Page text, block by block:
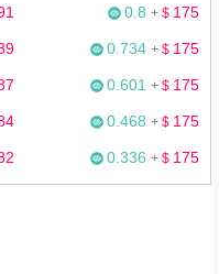
0.8 + $ 175
0.734 + $ 175
0.601 + $ 175
0.468 + $ 175
0.336 + $ 175